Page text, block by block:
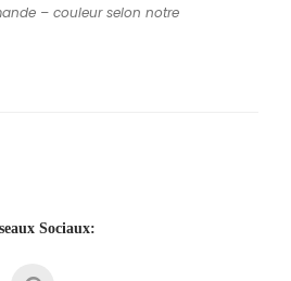
– couleur selon notre
Sociaux: